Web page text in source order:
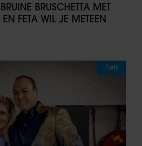
BRUSCHETTA MET
FETA WIL JE METEEN
Party